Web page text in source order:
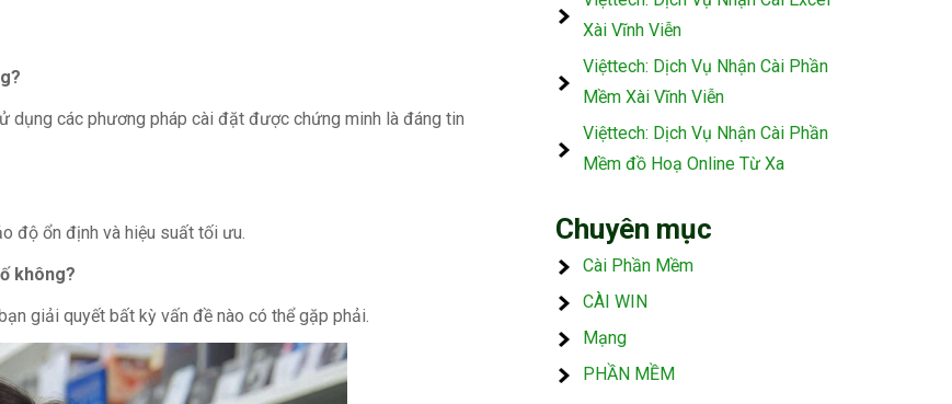
dụng các phương pháp cài đặt được chứng minh là đáng tin
độ ổn định và hiệu suất tối ưu.
không?
giải quyết bất kỳ vấn đề nào có thể gặp phải.
Xài Vĩnh Viễn
Việttech: Dịch Vụ Nhận Cài Phần
Mềm Xài Vĩnh Viễn
Việttech: Dịch Vụ Nhận Cài Phần
Mềm đồ Hoạ Online Từ Xa
Chuyên mục
Cài Phần Mềm
CÀI WIN
Mạng
PHẦN MỀM